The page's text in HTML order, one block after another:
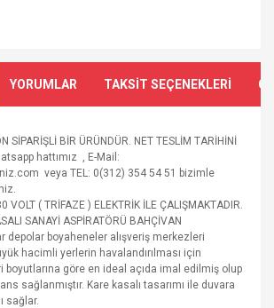
YORUMLAR TAKSİT SEÇENEKLERİ
SİPARİŞLİ BİR ÜRÜNDÜR. NET TESLİM TARİHİNİ
hattımız , E-Mail:
veya TEL: 0(312) 354 54 51 bizimle
VOLT ( TRİFAZE ) ELEKTRİK İLE ÇALIŞMAKTADIR.
SANAYİ ASPİRATÖRÜ BAHÇİVAN
depolar boyaheneler alışveriş merkezleri
hacimli yerlerin havalandırılması için
boyutlarına göre en ideal açıda imal edilmiş olup
sağlanmıştır. Kare kasalı tasarımı ile duvara
sağlar.